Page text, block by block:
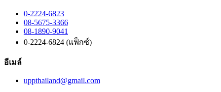
0-2224-6823
08-5675-3366
08-1890-9041
0-2224-6824 (แฟ็กซ์)
อีเมล์
uppthailand@gmail.com